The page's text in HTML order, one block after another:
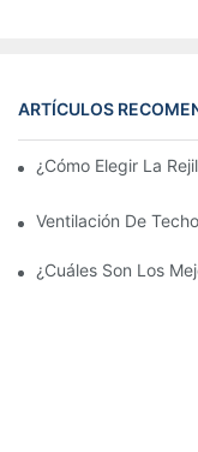
ARTÍCULOS
¿Cómo Elegir La
Ventilación De
¿Cuáles Son Los